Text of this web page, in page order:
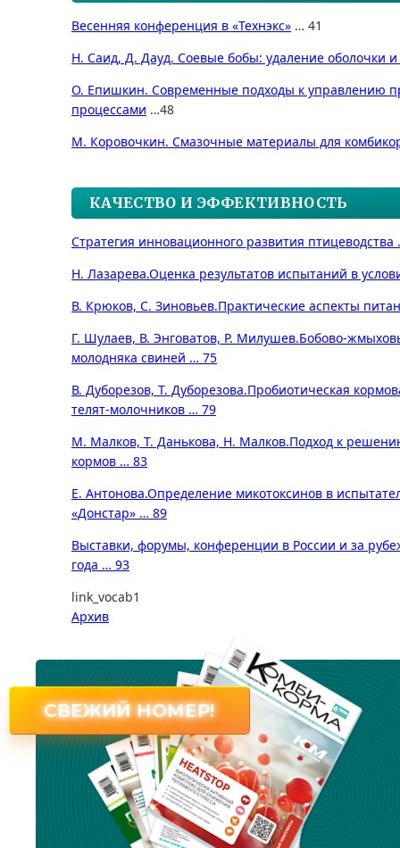
Весенняя конференция в «Технэкс» … 41
Н. Саид, Д. Дауд. Соевые бобы: удаление оболочки и
О. Епишкин. Современные подходы к управлению
процессами …48
М. Коровочкин. Смазочные материалы для
КАЧЕСТВО И ЭФФЕКТИВНОСТЬ
Стратегия инновационного развития птицеводства
Н. Лазарева.Оценка результатов испытаний в
В. Крюков, С. Зиновьев.Практические аспекты
Г. Шулаев, В. Энговатов, Р. Милушев.Бобово-
молодняка свиней … 75
В. Дуборезов, Т. Дуборезова.Пробиотическая
телят-молочников … 79
М. Малков, Т. Данькова, Н. Малков.Подход к
кормов … 83
Е. Антонова.Определение микотоксинов в
«Донстар» … 89
Выставки, форумы, конференции в России и за
года … 93
link_vocab1
Архив
СВЕЖИЙ НОМЕР!